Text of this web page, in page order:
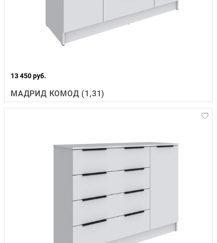
13 450 руб.
МАДРИД КОМОД (1,31)